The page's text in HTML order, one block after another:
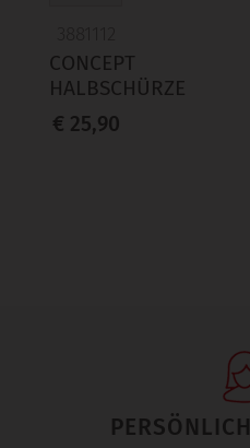
CONCEPT
HALBSCHÜRZE
€ 25,90